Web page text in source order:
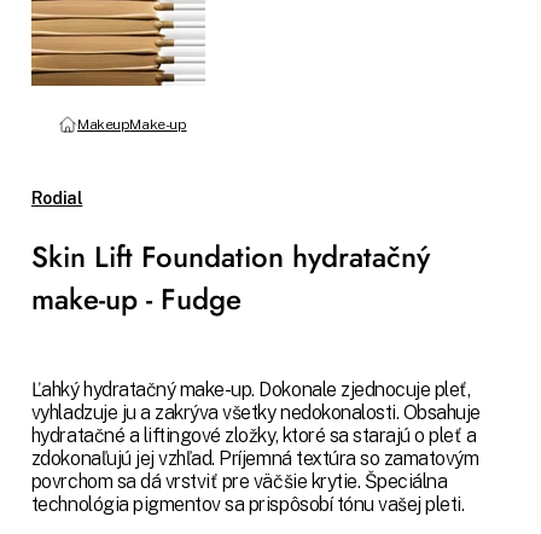
MakeupMake-up
Rodial
Skin Lift Foundation hydratačný
make-up - Fudge
Ľahký hydratačný make-up. Dokonale zjednocuje pleť,
vyhladzuje ju a zakrýva všetky nedokonalosti. Obsahuje
hydratačné a liftingové zložky, ktoré sa starajú o pleť a
zdokonaľujú jej vzhľad. Príjemná textúra so zamatovým
povrchom sa dá vrstviť pre väčšie krytie. Špeciálna
technológia pigmentov sa prispôsobí tónu vašej pleti.